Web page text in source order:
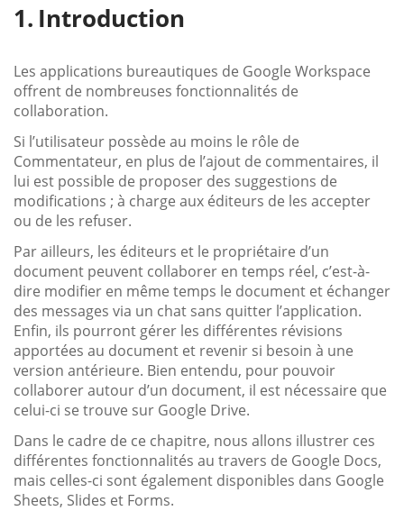
Introduction
Les applications bureautiques de Google Workspace
offrent de nombreuses fonctionnalités de
collaboration.
Si l’utilisateur possède au moins le rôle de
Commentateur, en plus de l’ajout de commentaires, il
lui est possible de proposer des suggestions de
modifications ; à charge aux éditeurs de les accepter
ou de les refuser.
Par ailleurs, les éditeurs et le propriétaire d’un
document peuvent collaborer en temps réel, c’est-à-
dire modifier en même temps le document et échanger
des messages via un chat sans quitter l’application.
Enfin, ils pourront gérer les différentes révisions
apportées au document et revenir si besoin à une
version antérieure. Bien entendu, pour pouvoir
collaborer autour d’un document, il est nécessaire que
celui-ci se trouve sur Google Drive.
Dans le cadre de ce chapitre, nous allons illustrer ces
différentes fonctionnalités au travers de Google Docs,
mais celles-ci sont également disponibles dans Google
Sheets, Slides et Forms.